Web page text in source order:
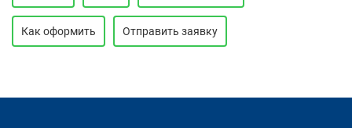
Как оформить Отправить заявку